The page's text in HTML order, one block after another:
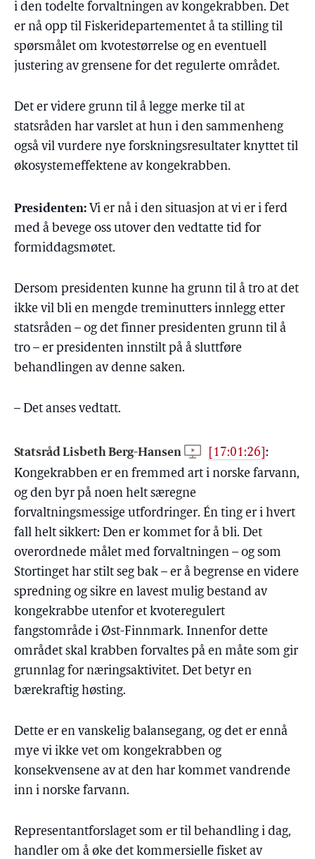
i den todelte forvaltningen av kongekrabben. Det
er nå opp til Fiskeridepartementet å ta stilling til
spørsmålet om kvotestørrelse og en eventuell
justering av grensene for det regulerte området.
Det er videre grunn til å legge merke til at
statsråden har varslet at hun i den sammenheng
også vil vurdere nye forskningsresultater knyttet til
økosystemeffektene av kongekrabben.
Presidenten: Vi er nå i den situasjon at vi er i ferd
med å bevege oss utover den vedtatte tid for
formiddagsmøtet.
Dersom presidenten kunne ha grunn til å tro at det
ikke vil bli en mengde treminutters innlegg etter
statsråden – og det finner presidenten grunn til å
tro – er presidenten innstilt på å sluttføre
behandlingen av denne saken.
– Det anses vedtatt.
Statsråd Lisbeth Berg-Hansen [17:01:26] :
Kongekrabben er en fremmed art i norske farvann,
og den byr på noen helt særegne
forvaltningsmessige utfordringer. Én ting er i hvert
fall helt sikkert: Den er kommet for å bli. Det
overordnede målet med forvaltningen – og som
Stortinget har stilt seg bak – er å begrense en videre
spredning og sikre en lavest mulig bestand av
kongekrabbe utenfor et kvoteregulert
fangstområde i Øst-Finnmark. Innenfor dette
området skal krabben forvaltes på en måte som gir
grunnlag for næringsaktivitet. Det betyr en
bærekraftig høsting.
Dette er en vanskelig balansegang, og det er ennå
mye vi ikke vet om kongekrabben og
konsekvensene av at den har kommet vandrende
inn i norske farvann.
Representantforslaget som er til behandling i dag,
handler om å øke det kommersielle fisket av